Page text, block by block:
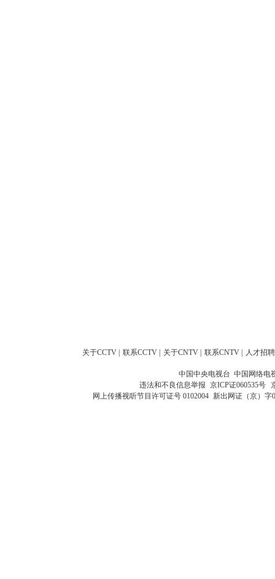
关于CCTV 联系CCTV 关于CNTV 联系CNTV 人才招聘
中国中央电视台 中国网络电
违法和不良信息举报 京ICP证060535号
网上传播视听节目许可证号 0102004 新出网证（京）